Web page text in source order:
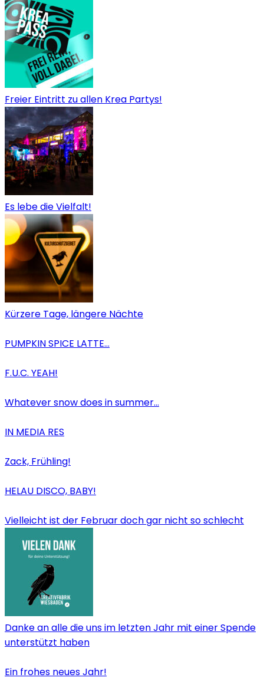
Freier Eintritt zu allen Krea Partys!
Es lebe die Vielfalt!
Kürzere Tage, längere Nächte
PUMPKIN SPICE LATTE…
F.U.C. YEAH!
Whatever snow does in summer…
IN MEDIA RES
Zack, Frühling!
HELAU DISCO, BABY!
Vielleicht ist der Februar doch gar nicht so schlecht
Danke an alle die uns im letzten Jahr mit einer Spende
unterstützt haben
Ein frohes neues Jahr!